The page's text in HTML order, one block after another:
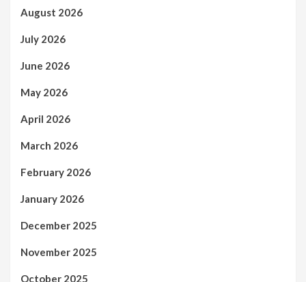
August 2026
July 2026
June 2026
May 2026
April 2026
March 2026
February 2026
January 2026
December 2025
November 2025
October 2025